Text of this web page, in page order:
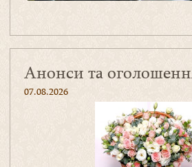
Анонси та
07.08.2026